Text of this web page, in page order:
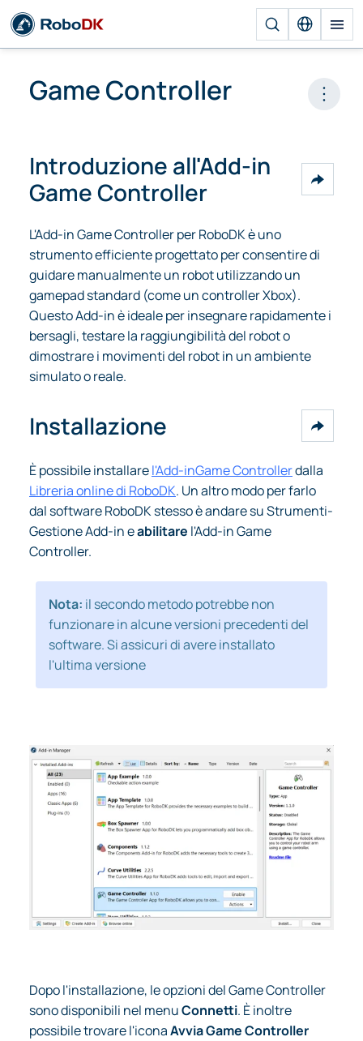
Game Controller Open
Introduzione all'Add-in
Game Controller
L'Add-in Game Controller per RoboDK è uno
strumento efficiente progettato per consentire di
guidare manualmente un robot utilizzando un
gamepad standard (come un controller Xbox).
Questo Add-in è ideale per insegnare rapidamente i
bersagli, testare la raggiungibilità del robot o
dimostrare i movimenti del robot in un ambiente
simulato o reale.
Installazione
È possibile installarel'Add-inGame Controllerdalla
Libreria online di RoboDK. Un altro modo per farlo
dal software RoboDK stesso è andare su Strumenti-
Gestione Add-in eabilitare l'Add-in Game
Controller.
Nota: il secondo metodo potrebbe non
funzionare in alcune versioni precedenti del
software. Si assicuri di avere installato
l'ultima versione
Dopo l'installazione, le opzioni del Game Controller
sono disponibili nel menuConnetti. È inoltre
possibile trovare l'iconaAvvia Game Controller